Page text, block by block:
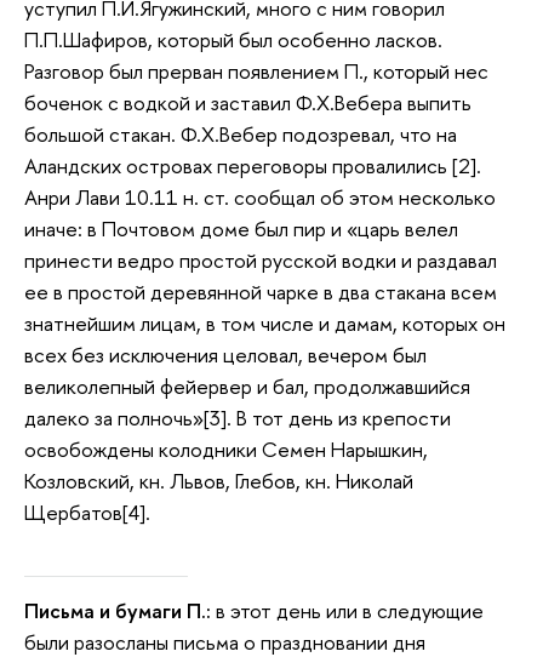
уступил П.И.Ягужинский, много с ним говорил
П.П.Шафиров, который был особенно ласков.
Разговор был прерван появлением П., который нес
боченок с водкой и заставил Ф.Х.Вебера выпить
большой стакан. Ф.Х.Вебер подозревал, что на
Аландских островах переговоры провалились [2].
Анри Лави 10.11 н. ст. сообщал об этом несколько
иначе: в Почтовом доме был пир и «царь велел
принести ведро простой русской водки и раздавал
ее в простой деревянной чарке в два стакана всем
знатнейшим лицам, в том числе и дамам, которых он
всех без исключения целовал, вечером был
великолепный фейервер и бал, продолжавшийся
далеко за полночь»[3]. В тот день из крепости
освобождены колодники Семен Нарышкин,
Козловский, кн. Львов, Глебов, кн. Николай
Щербатов[4].
Письма и бумаги П.: в этот день или в следующие
были разосланы письма о праздновании дня